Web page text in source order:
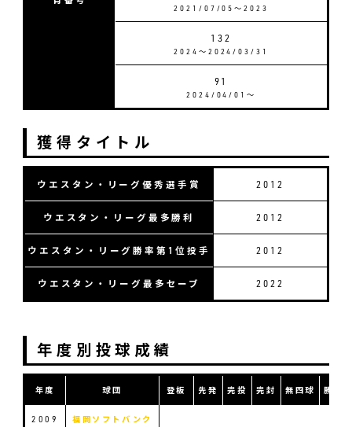
2021/07/05〜2023
132
2024〜2024/03/31
91
2024/04/01〜
獲得タイトル
ウエスタン・リーグ優秀選手賞 2012
ウエスタン・リーグ最多勝利 2012
ウエスタン・リーグ勝率第1位投手 2012
ウエスタン・リーグ最多セーブ 2022
年度別投球成績
年度 球団 登板 先発 完投 完封 無四球 勝利
2009 福岡ソフトバンク